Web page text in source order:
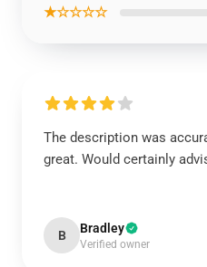
★☆☆☆☆
The description was
great. Would certainly
B Bradley
Verified owner